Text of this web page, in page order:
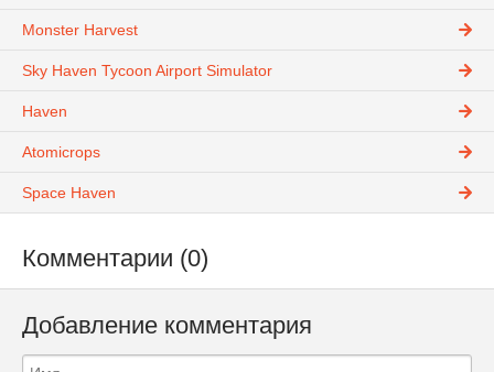
Monster Harvest
Sky Haven Tycoon Airport Simulator
Haven
Atomicrops
Space Haven
Комментарии (0)
Добавление комментария